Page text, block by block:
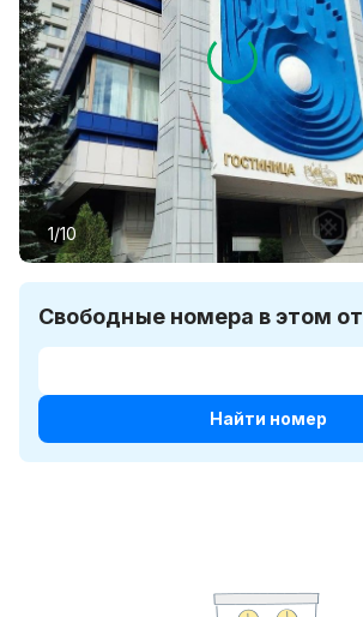
1/10
Свободные номера в этом
Найти номер